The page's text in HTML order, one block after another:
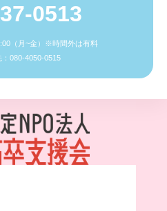
0513
（月~金）※時間外は有料
080-4050-0515